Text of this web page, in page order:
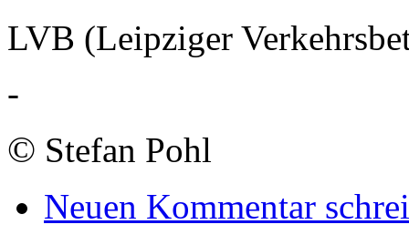
LVB (Leipziger
-
© Stefan Pohl
Neuen Kommentar